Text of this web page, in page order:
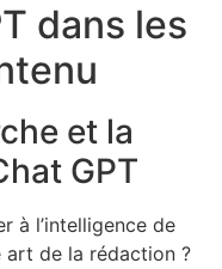
dans les
et la
GPT
à l’intelligence de
art de la rédaction ?